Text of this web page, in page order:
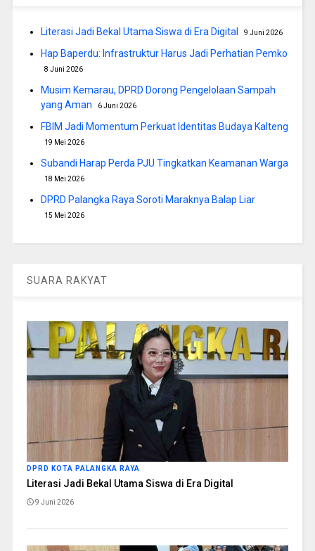
Literasi Jadi Bekal Utama Siswa di Era Digital 9 Juni 2026
Hap Baperdu: Infrastruktur Harus Jadi Perhatian Pemko
8 Juni 2026
Musim Kemarau, DPRD Dorong Pengelolaan Sampah
yang Aman
6 Juni 2026
FBIM Jadi Momentum Perkuat Identitas Budaya Kalteng
19 Mei 2026
Subandi Harap Perda PJU Tingkatkan Keamanan Warga
18 Mei 2026
DPRD Palangka Raya Soroti Maraknya Balap Liar
15 Mei 2026
SUARA RAKYAT
DPRD KOTA PALANGKA RAYA
Literasi Jadi Bekal Utama Siswa di Era Digital
9 Juni 2026